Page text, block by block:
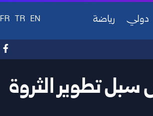
دولي رياضة EN
TR
FR
سبل تطوير الثروة